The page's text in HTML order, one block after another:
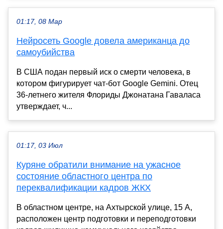
01:17, 08 Мар
Нейросеть Google довела американца до
самоубийства
В США подан первый иск о смерти человека, в
котором фигурирует чат-бот Google Gemini. Отец
36-летнего жителя Флориды Джонатана Гаваласа
утверждает, ч...
01:17, 03 Июл
Куряне обратили внимание на ужасное
состояние областного центра по
переквалификации кадров ЖКХ
В областном центре, на Ахтырской улице, 15 А,
расположен центр подготовки и переподготовки